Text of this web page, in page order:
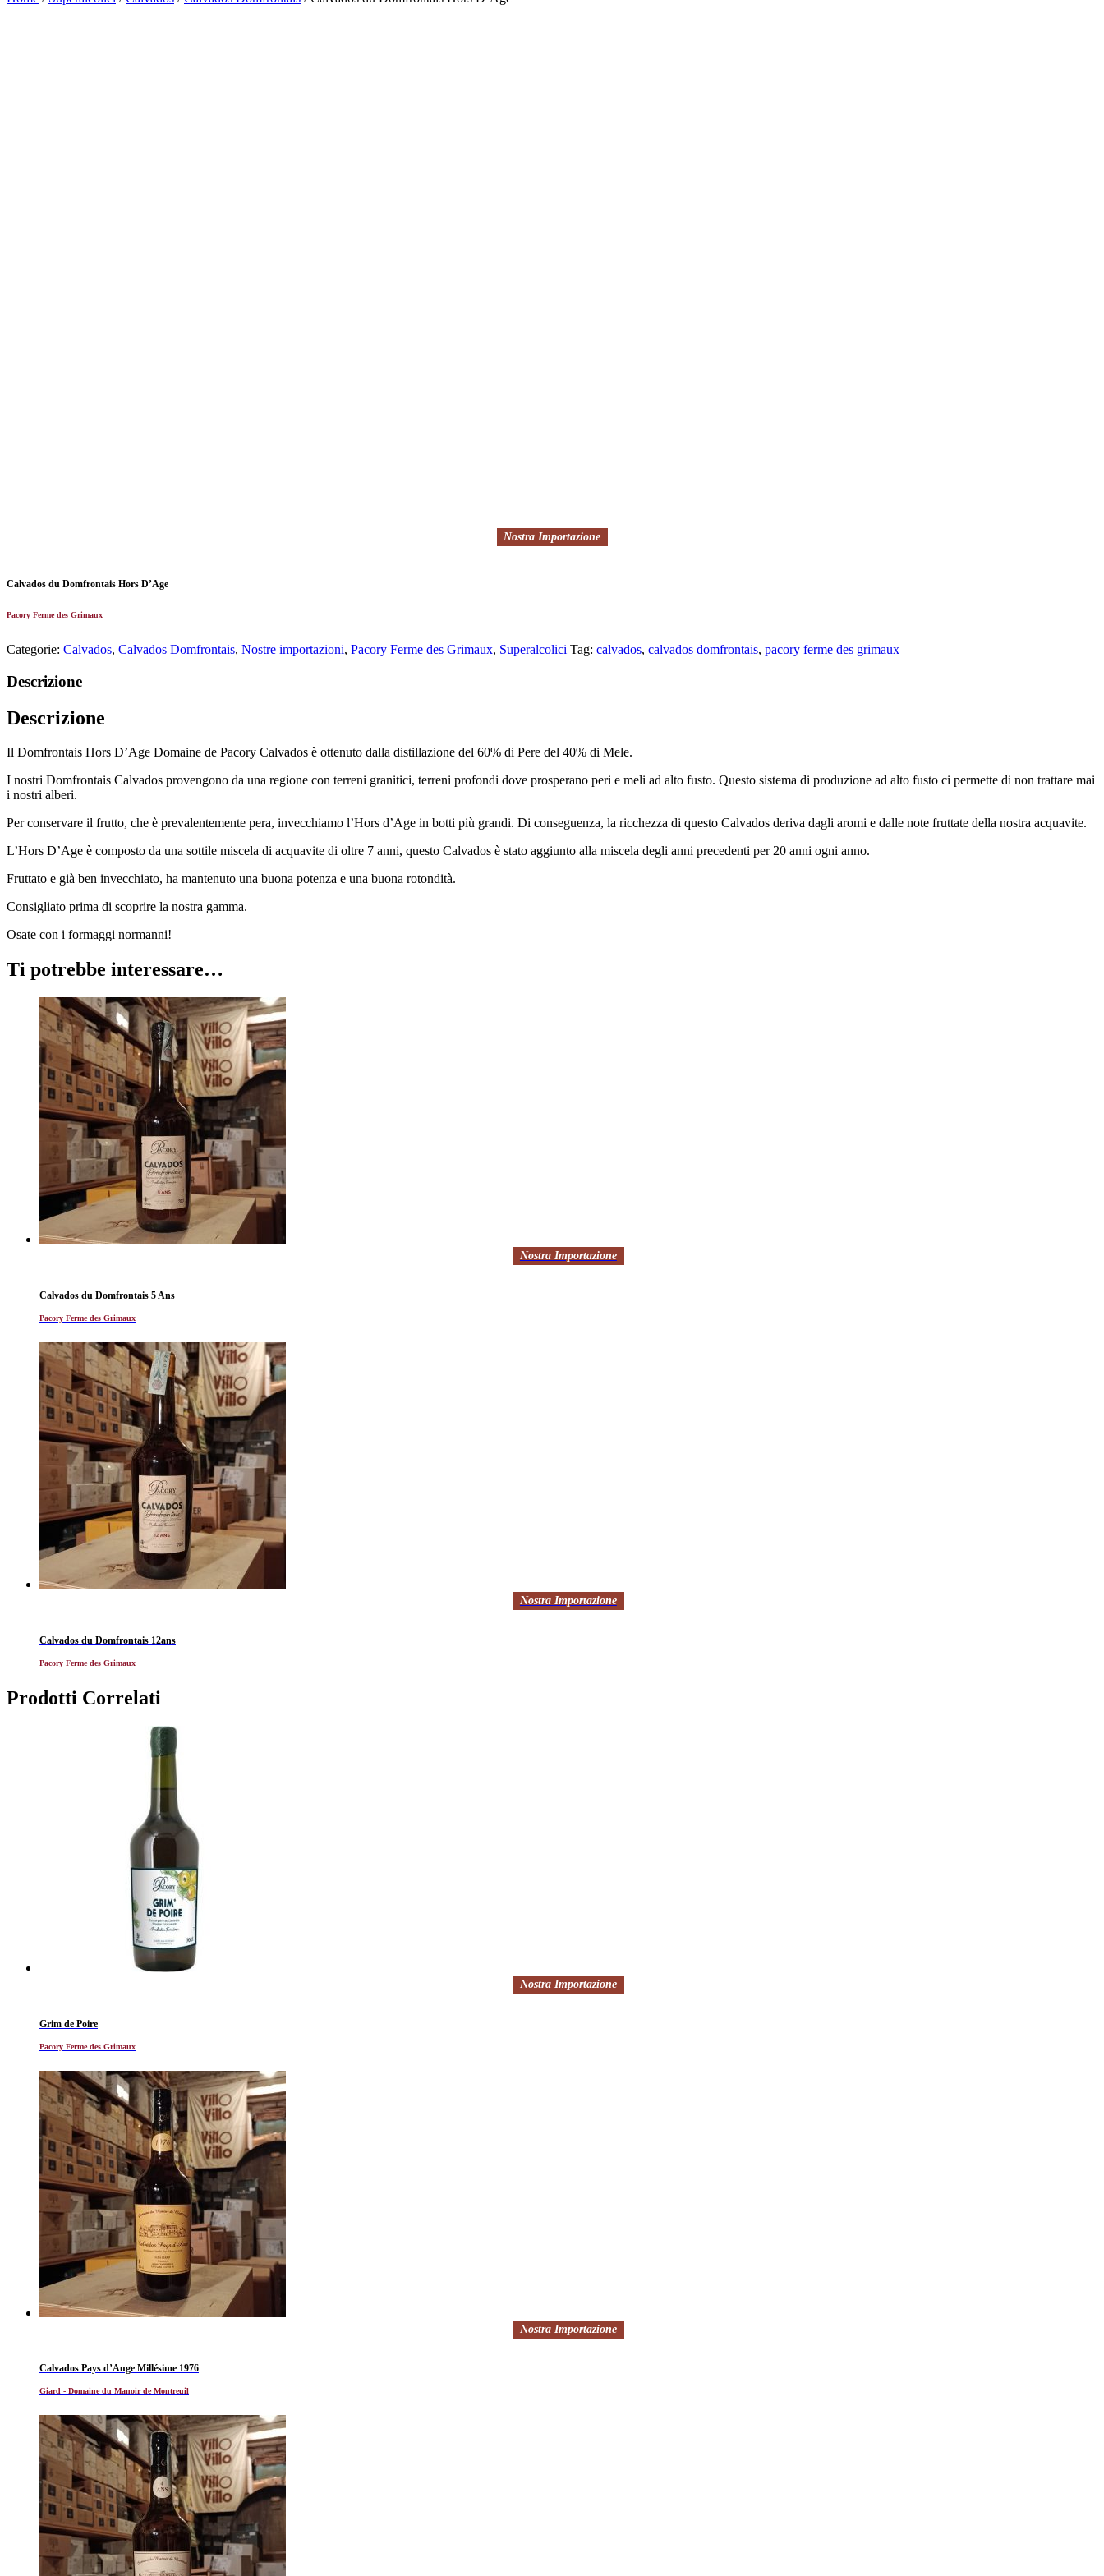
Nostra Importazione
Calvados du Domfrontais Hors D’Age
Pacory Ferme des Grimaux
Categorie: Calvados, Calvados Domfrontais, Nostre importazioni, Pacory Ferme des Grimaux, Superalcolici Tag: calvados, calvados domfrontais, pacory ferme des grimaux
Descrizione
Descrizione
Il Domfrontais Hors D’Age Domaine de Pacory Calvados è ottenuto dalla distillazione del 60% di Pere del 40% di Mele.
I nostri Domfrontais Calvados provengono da una regione con terreni granitici, terreni profondi dove prosperano peri e meli ad alto fusto. Questo sistema di produzione ad alto fusto ci permette di non trattare mai
i nostri alberi.
Per conservare il frutto, che è prevalentemente pera, invecchiamo l’Hors d’Age in botti più grandi. Di conseguenza, la ricchezza di questo Calvados deriva dagli aromi e dalle note fruttate della nostra acquavite.
L’Hors D’Age è composto da una sottile miscela di acquavite di oltre 7 anni, questo Calvados è stato aggiunto alla miscela degli anni precedenti per 20 anni ogni anno.
Fruttato e già ben invecchiato, ha mantenuto una buona potenza e una buona rotondità.
Consigliato prima di scoprire la nostra gamma.
Osate con i formaggi normanni!
Ti potrebbe interessare…
Nostra Importazione
Calvados du Domfrontais 5 Ans
Pacory Ferme des Grimaux
Nostra Importazione
Calvados du Domfrontais 12ans
Pacory Ferme des Grimaux
Prodotti Correlati
Nostra Importazione
Grim de Poire
Pacory Ferme des Grimaux
Nostra Importazione
Calvados Pays d’Auge Millésime 1976
Giard - Domaine du Manoir de Montreuil